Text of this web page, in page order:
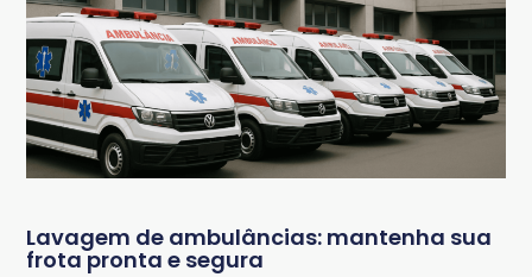
Lavagem de ambulâncias: mantenha sua
frota pronta e segura